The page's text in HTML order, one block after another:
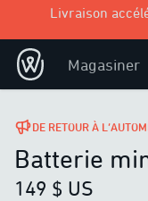
Livraison
Magasiner
DE RETOUR À
Batterie
149 $ US